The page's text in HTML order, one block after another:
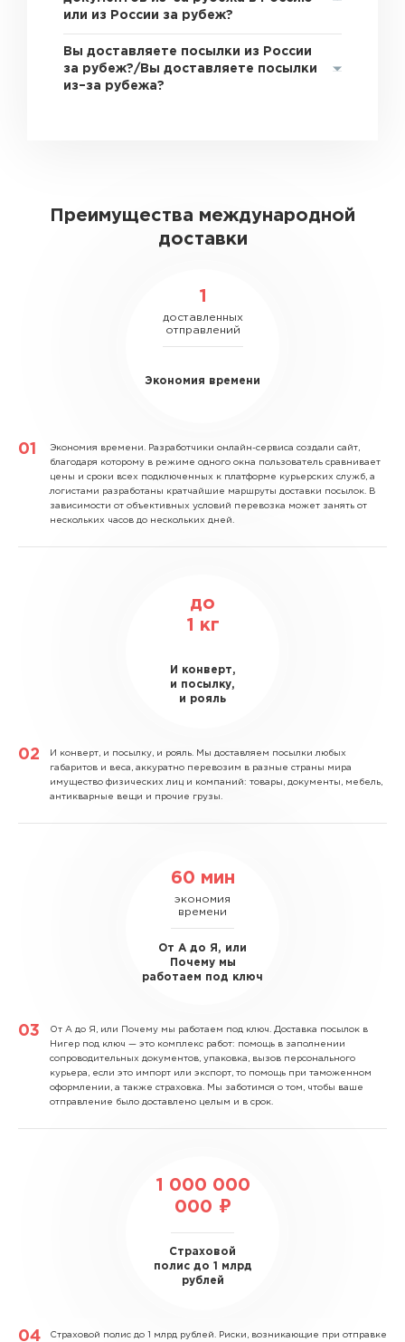
или из России за рубеж?
Вы доставляете посылки из России
за рубеж?/Вы доставляете посылки
из–за рубежа?
Преимущества международной
доставки
1
доставленных
отправлений
Экономия времени
Экономия времени.
Разработчики онлайн-сервиса создали сайт,
благодаря которому в режиме одного окна пользователь сравнивает
цены и сроки всех подключенных к платформе курьерских служб, а
логистами разработаны кратчайшие маршруты доставки посылок. В
зависимости от объективных условий перевозка может занять от
нескольких часов до нескольких дней.
до
1
кг
И конверт,
и посылку,
и рояль
И конверт, и посылку, и рояль.
Мы доставляем посылки любых
габаритов и веса, аккуратно перевозим в разные страны мира
имущество физических лиц и компаний: товары, документы, мебель,
антикварные вещи и прочие грузы.
60 мин
экономия
времени
От А до Я, или
Почему мы
работаем под ключ
От А до Я, или Почему мы работаем под ключ.
Доставка посылок в
Нигер под ключ — это комплекс работ: помощь в заполнении
сопроводительных документов, упаковка, вызов персонального
курьера, если это импорт или экспорт, то помощь при таможенном
оформлении, а также страховка. Мы заботимся о том, чтобы ваше
отправление было доставлено целым и в срок.
1 000 000
000 ₽
Страховой
полис до 1 млрд
рублей
Страховой полис до 1 млрд рублей.
Риски, возникающие при отправке